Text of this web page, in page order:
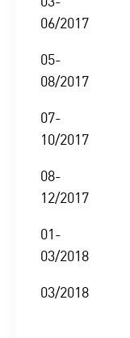
06/2017
05-
08/2017
07-
10/2017
08-
12/2017
01-
03/2018
03/2018